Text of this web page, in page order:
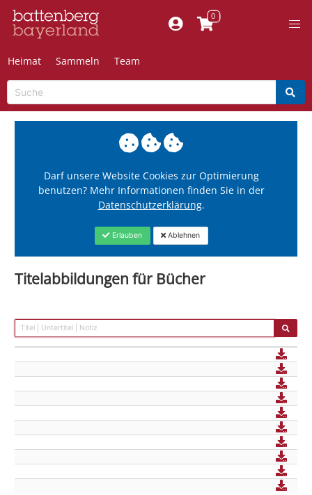
Heimat Sammeln Team
Darf unsere Website Cookies zur Optimierung
benutzen? Mehr Informationen finden Sie in der
Datenschutzerklärung.
Erlauben Ablehnen
Titelabbildungen für Bücher